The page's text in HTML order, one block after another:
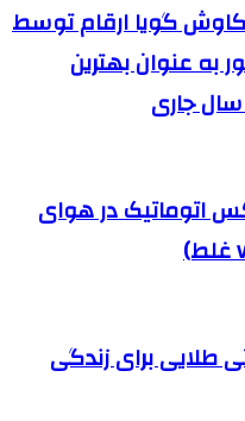
گویا ارقام توسط
به عنوان بهترین
جاری
اتوماتیک در هوای
طلایی برای زندگی